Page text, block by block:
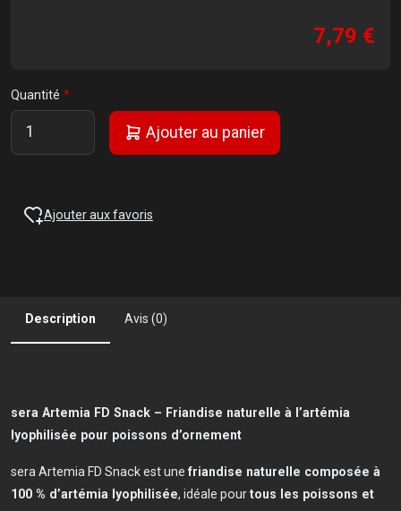
7,79 €
Quantité
Ajouter au panier
Ajouter aux favoris
Description Avis (0)
sera Artemia FD Snack – Friandise naturelle à l’artémia
lyophilisée pour poissons d’ornement
sera Artemia FD Snack est une friandise naturelle composée à
100 % d’artémia lyophilisée, idéale pourtous les poissons et